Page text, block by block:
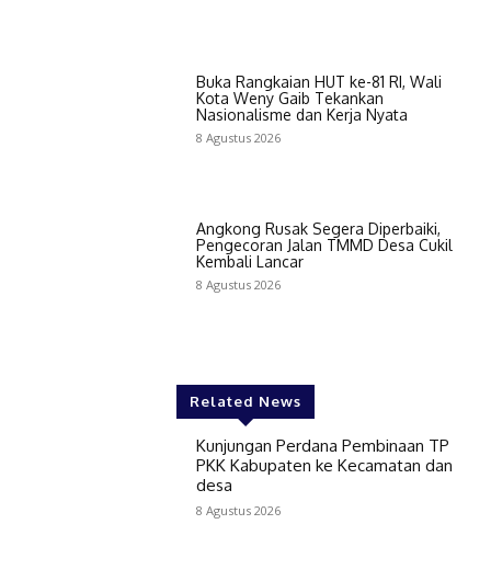
Buka Rangkaian HUT ke-81 RI, Wali
Kota Weny Gaib Tekankan
Nasionalisme dan Kerja Nyata
8 Agustus 2026
Angkong Rusak Segera Diperbaiki,
Pengecoran Jalan TMMD Desa Cukil
Kembali Lancar
8 Agustus 2026
Related News
Kunjungan Perdana Pembinaan TP
PKK Kabupaten ke Kecamatan dan
desa
8 Agustus 2026